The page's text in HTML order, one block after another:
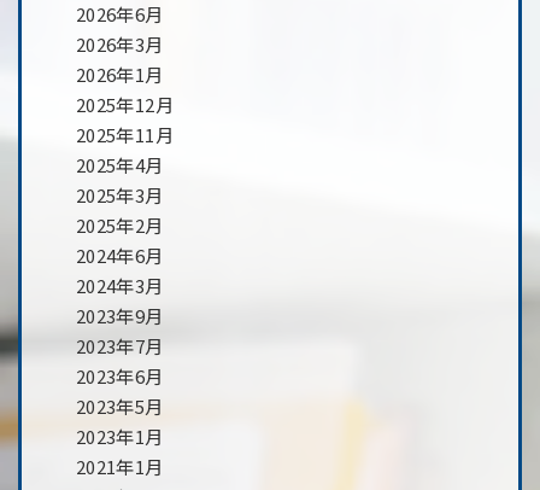
2026年6月
2026年3月
2026年1月
2025年12月
2025年11月
2025年4月
2025年3月
2025年2月
2024年6月
2024年3月
2023年9月
2023年7月
2023年6月
2023年5月
2023年1月
2021年1月